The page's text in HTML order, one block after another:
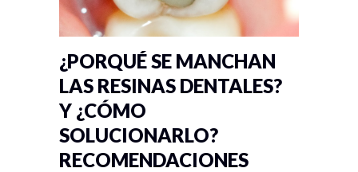
¿PORQUÉ SE MANCHAN
LAS RESINAS DENTALES?
Y ¿CÓMO
SOLUCIONARLO?
RECOMENDACIONES